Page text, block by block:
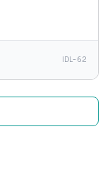
IDL-62